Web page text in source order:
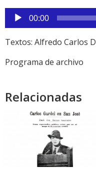
Reproductor
de
audio
00:00
Textos: Alfredo Carlos
Programa de archivo
Relacionadas